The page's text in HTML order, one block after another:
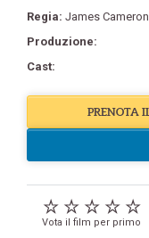
Regia: James Cameron
Produzione:
Cast:
PRENOTA
Vota il film per primo